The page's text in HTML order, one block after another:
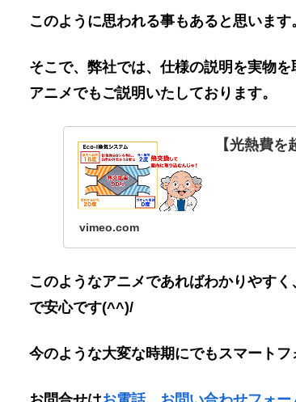
このように思われる事もあると思います
そこで、弊社では、仕様の説明を実物
アニメでもご説明いたしております。
【光熱費
vimeo.com
このようなアニメであればわかりやす
で安心です(^^)/
今のような大変な時期にでもスマート